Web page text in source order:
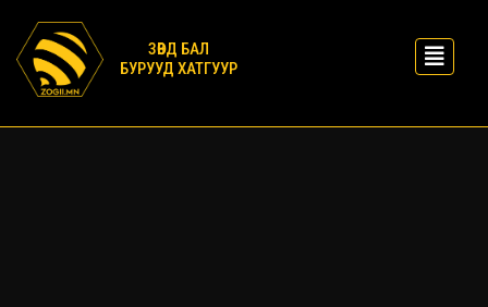
ЗӨВД БАЛ
БУРУУД ХАТГУУР